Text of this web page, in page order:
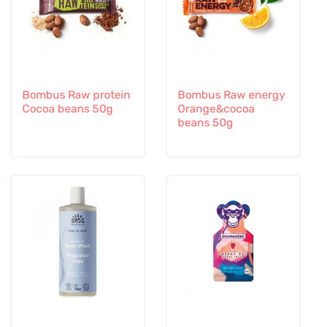
Bombus Raw protein
Cocoa beans 50g
Bombus Raw energy
Orange&cocoa
beans 50g